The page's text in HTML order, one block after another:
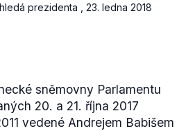
prezidenta 23. ledna 2018
sněmovny Parlamentu
20. a 21. října 2017
vedené Andrejem Babišem